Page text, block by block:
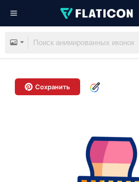
Сохранить